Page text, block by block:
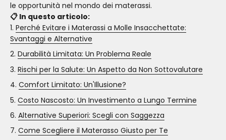
le opportunità nel mondo dei materassi.
📋 In questo articolo:
Perché Evitare i Materassi a Molle Insacchettate:
Svantaggi e Alternative
Durabilità Limitata: Un Problema Reale
Rischi per la Salute: Un Aspetto da Non Sottovalutare
Comfort Limitato: Un'Illusione?
Costo Nascosto: Un Investimento a Lungo Termine
Alternative Superiori: Scegli con Saggezza
Come Scegliere il Materasso Giusto per Te